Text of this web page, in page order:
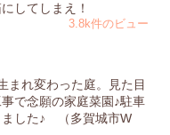
してしまえ！
3.8k件のビュー
まれ変わった庭。見た目
で念願の家庭菜園♪駐車
ました♪ （多賀城市W